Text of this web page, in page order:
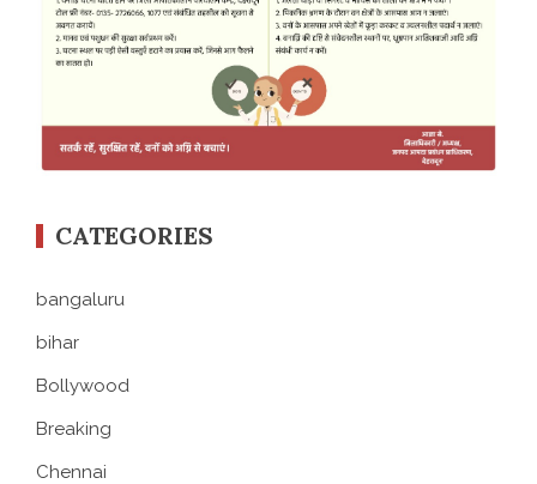
CATEGORIES
bangaluru
bihar
Bollywood
Breaking
Chennai